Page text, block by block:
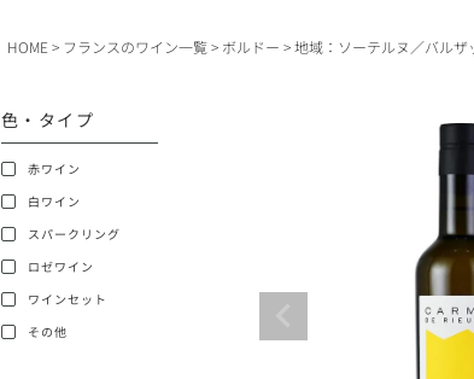
HOME フランスのワイン一覧 ボルドー 地域：ソーテルヌ／バルザ
色・タイプ
赤ワイン
白ワイン
スパークリング
ロゼワイン
ワインセット
その他